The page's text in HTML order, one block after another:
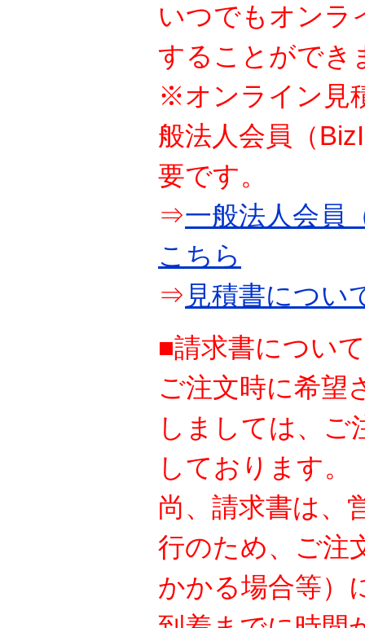
いつでもオンラ
することができ
※オンライン見
般法人会員（
要です。
⇒一般法人会員
こちら
⇒ 見積書につい
■請求書について
ご注文時に希望
しましては、ご
しております。
尚、請求書は、
行のため、ご注
かかる場合等）